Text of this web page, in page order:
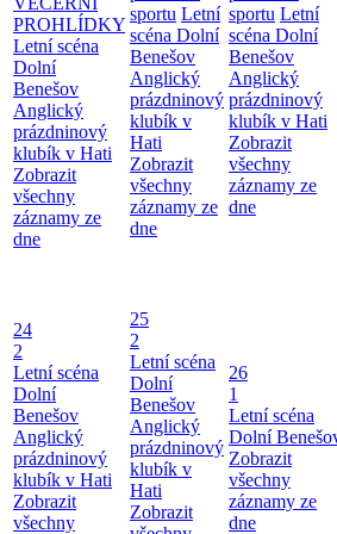
PROHLÍDKY
Letní scéna
Dolní
Benešov
Anglický
prázdninový
klubík v Hati
Zobrazit
všechny
záznamy ze
dne
sportu Letní
scéna Dolní
Benešov
Anglický
prázdninový
klubík v
Hati
Zobrazit
všechny
záznamy ze
dne
sportu Letní
scéna Dolní
Benešov
Anglický
prázdninový
klubík v Hati
Zobrazit
všechny
záznamy ze
dne
24
2
Letní scéna
Dolní
Benešov
Anglický
prázdninový
klubík v Hati
Zobrazit
všechny
25
2
Letní scéna
Dolní
Benešov
Anglický
prázdninový
klubík v
Hati
Zobrazit
26
1
Letní scéna
Dolní
Zobrazit
všechny
záznamy ze
dne